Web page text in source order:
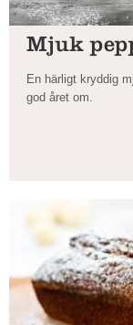
Mjuk
En härligt kryddig
god året om.